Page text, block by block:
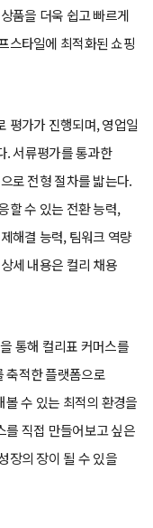
품을 더욱 쉽고 빠르게
스타일에 최적화된 쇼핑
평가가 진행되며, 영업일
. 서류평가를 통과한
로 전형 절차를 밟는다.
할 수 있는 전환 능력,
해결 능력, 팀워크 역량
세 내용은 컬리 채용
통해 컬리표 커머스를
축적한 플랫폼으로
볼 수 있는 최적의 환경을
를 직접 만들어보고 싶은
장의 장이 될 수 있을